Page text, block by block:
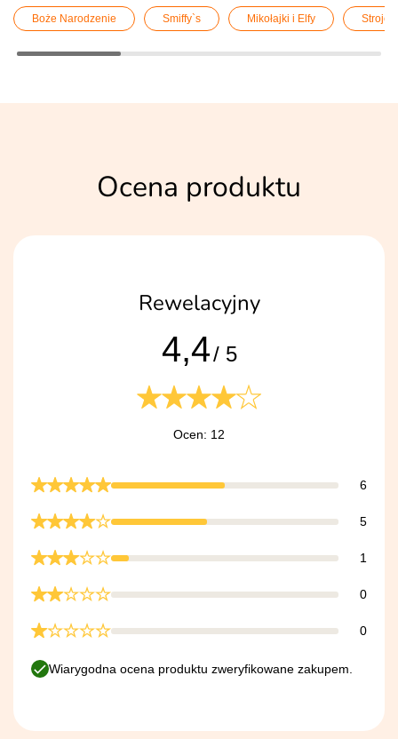
Boże Narodzenie Smiffy`s Mikołajki i Elfy Stroje
Ocena produktu
Rewelacyjny
4,4/ 5
Ocen: 12
6
5
1
0
0
Wiarygodna ocena produktu zweryfikowane zakupem.